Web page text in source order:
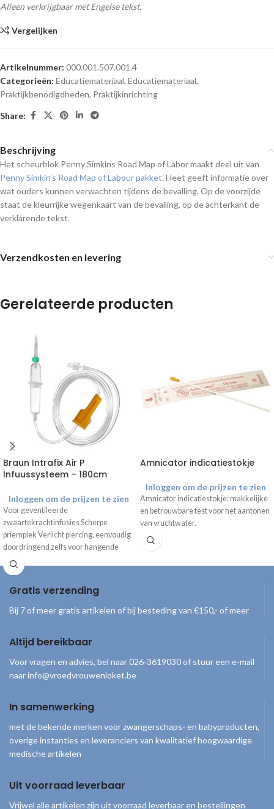
Alleen verkrijgbaar met Engelse tekst.
Vergelijken
Artikelnummer: 000.001.507.001.4
Categorieën: Educatiemateriaal, Educatiemateriaal,
Praktijkbenodigdheden, Praktijkinrichting
Share:
Beschrijving
Het scheurblok Penny Simkins Road Map of Labor maakt deel uit van
Penny Simkin’s Road Map of Labour pakket. Heet geeft informatie over
wat ouders kunnen verwachten tijdens de bevalling. Op de voorzijde
staat de kleurrijke wegenkaart van de bevalling, op de achterkant de
verklarende tekst.
Verzendkosten en levering
Gerelateerde producten
Braun Intrafix Air P
Infuussysteem – 180cm
Inloggen om de prijzen te zien
Voor geventileerde
zwaartekrachtinfusies Scherpe
priempiek Verlicht piercing, eenvoudig
doordringend zelfs voor hangende
containers Leegt zonder residu
Bacterieel goed afgesloten Handige
Amnicator indicatiestokje
Inloggen om de prijzen te zien
Amnicator indicatiestokje: makkelijke
en betrouwbare test voor het aantonen
van vruchtwater.
Gratis verzending
Bij 7 of meer gratis artikelen of bij besteding van €150,- of meer
Altijd bereikbaar
Voor vragen en advies, bel naar 026-3619030 of stuur een e-mail
naar info@vroedvrouwenloket.be
In samenwerking
met de bekende merken voor zwangerschaps- en babyproducten,
overige instanties en leveranciers van kwalitatief hoogwaardige
medische artikelen
Uit voorraad leverbaar
Vrijwel alle artikelen zijn uit voorraad leverbaar en bestellingen